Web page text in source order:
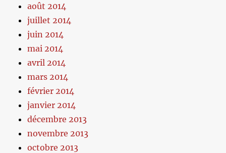
août 2014
juillet 2014
juin 2014
mai 2014
avril 2014
mars 2014
février 2014
janvier 2014
décembre 2013
novembre 2013
octobre 2013